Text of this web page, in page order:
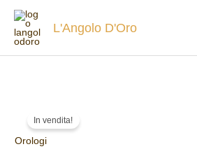
contenuto
L'Angolo D'Oro
In vendita!
Orologi
donna
Liu